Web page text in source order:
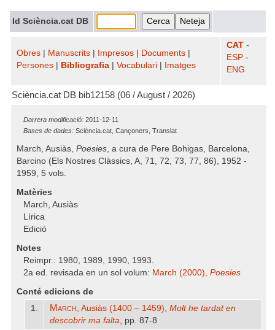
Id Sciència.cat DB
Obres Manuscrits Impresos Documents
Persones
Bibliografia Vocabulari Imatges
CAT -
ESP -
ENG
Sciència.cat DB bib12158 (06 / August / 2026)
Darrera modificació: 2011-12-11
Bases de dades: Sciència.cat, Cançoners, Translat
March, Ausiàs, Poesies, a cura de Pere Bohigas, Barcelona,
Barcino (Els Nostres Clàssics, A, 71, 72, 73, 77, 86), 1952 -
1959, 5 vols.
Matèries
March, Ausiàs
Lírica
Edició
Notes
Reimpr.: 1980, 1989, 1990, 1993.
2a ed. revisada en un sol volum: March (2000), Poesies
Conté edicions de
1.
March, Ausiàs (1400 – 1459), Molt he tardat en
descobrir ma falta, pp. 87-8